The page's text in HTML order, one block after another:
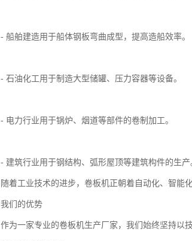
- 船舶建造用于船体钢板弯曲成型，提高造船效率。
- 石油化工用于制造大型储罐、压力容器等设备。
- 电力行业用于锅炉、烟道等部件的卷制加工。
- 建筑行业用于钢结构、弧形屋顶等建筑构件的生产
随着工业技术的进步，卷板机正朝着自动化、智能
我们的优势
作为一家专业的卷板机生产厂家，我们始终坚持以